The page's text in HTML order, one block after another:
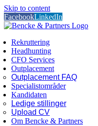
Skip to content
FacebookLinkedIn
Rekruttering
Headhunting
CFO Services
Outplacement
Outplacement FAQ
Specialistområder
Kandidaten
Ledige stillinger
Upload CV
Om Bencke & Partners